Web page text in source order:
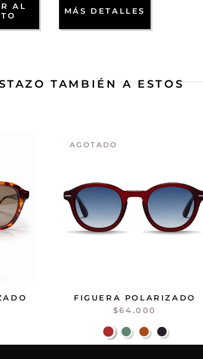
AL
MÁS DETALLES
TAMBIÉN A ESTOS
AGOTADO
FIGUERA POLARIZADO
$64.000